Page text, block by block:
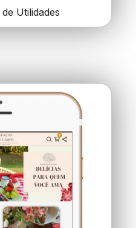
de Utilidades